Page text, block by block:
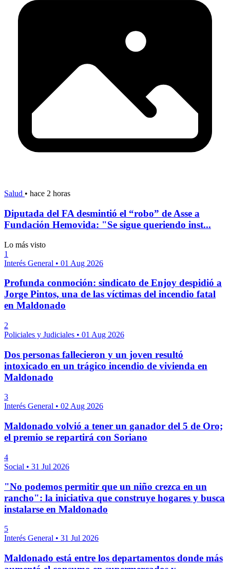
Salud • hace 2 horas
Diputada del FA desmintió el “robo” de Asse a
Fundación Hemovida: "Se sigue queriendo inst...
Lo más visto
1
Interés General • 01 Aug 2026
Profunda conmoción: sindicato de Enjoy despidió a
Jorge Pintos, una de las víctimas del incendio fatal
en Maldonado
2
Policiales y Judiciales • 01 Aug 2026
Dos personas fallecieron y un joven resultó
intoxicado en un trágico incendio de vivienda en
Maldonado
3
Interés General • 02 Aug 2026
Maldonado volvió a tener un ganador del 5 de Oro;
el premio se repartirá con Soriano
4
Social • 31 Jul 2026
"No podemos permitir que un niño crezca en un
rancho": la iniciativa que construye hogares y busca
instalarse en Maldonado
5
Interés General • 31 Jul 2026
Maldonado está entre los departamentos donde más